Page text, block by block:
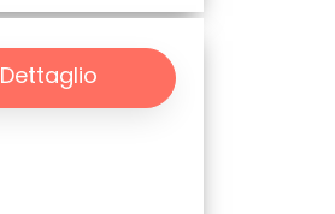
Dettaglio